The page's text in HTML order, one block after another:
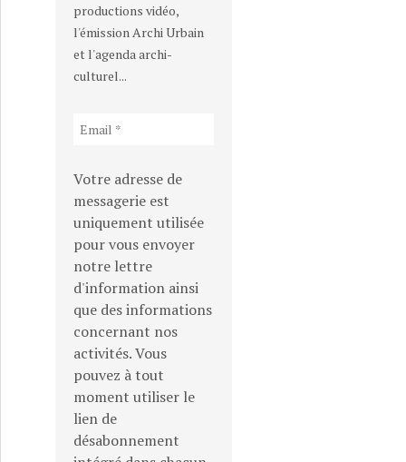
à l’âge de 85 ans.
productions vidéo,
l'émission Archi Urbain
et l'agenda archi-
culturel...
Votre adresse de
messagerie est
uniquement utilisée
pour vous envoyer
notre lettre
d'information ainsi
que des informations
concernant nos
activités. Vous
pouvez à tout
moment utiliser le
lien de
désabonnement